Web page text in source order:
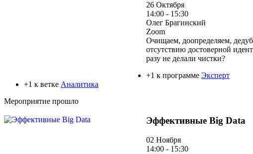
26 Октября
14:00 - 15:30
Олег Брагинский
Zoom
Очищаем, доопределяем,
отсутствию достоверной
разу не делали чистки?
+1 к программе Эксперт
+1 к ветке Аналитика
Мероприятие прошло
Эффективные Big Data
02 Ноября
14:00 - 15:30